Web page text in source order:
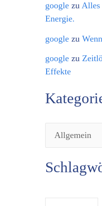
google zu Alles
Energie.
google zu
google zu
Effekte